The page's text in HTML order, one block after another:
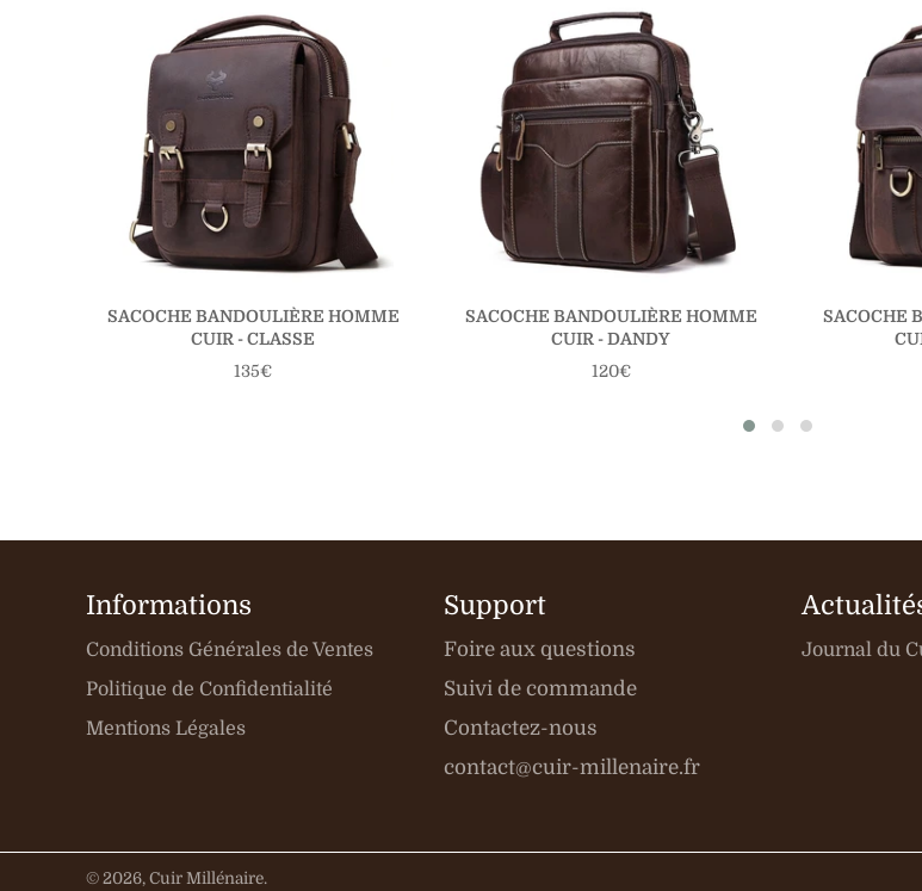
SACOCHE BANDOULIÈRE HOMME
CUIR - CLASSE
Prix
135€
SACOCHE BANDOULIÈRE HOMME
CUIR - DANDY
Prix
120€
SACOCHE
Informations
Conditions Générales de Ventes
Politique de Confidentialité
Mentions Légales
Support
Foire aux questions
Suivi de commande
Contactez-nous
contact@cuir-millenaire.fr
Journal du
© 2026, Cuir Millénaire.